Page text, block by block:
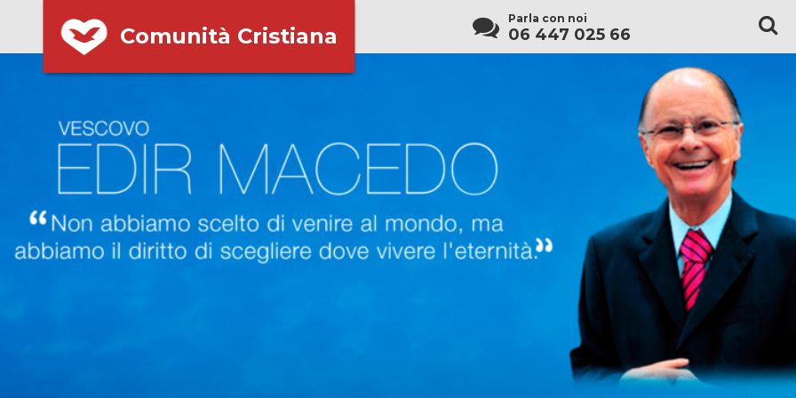
Comunità Cristiana
Parla con noi
06 447 025 66